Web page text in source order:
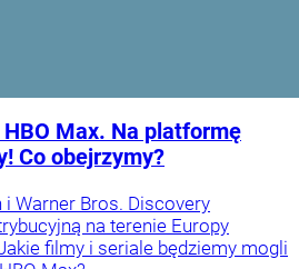
HBO Max. Na platformę
Co obejrzymy?
Warner Bros. Discovery
na terenie Europy
filmy i seriale będziemy mogli